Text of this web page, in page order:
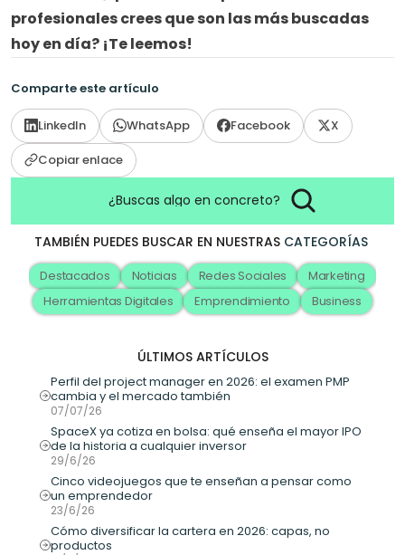
profesionales crees que son las más buscadas
hoy en día? ¡Te leemos!
Comparte este artículo
LinkedIn WhatsApp Facebook
X
Copiar enlace
¿Buscas algo en concreto?
TAMBIÉN PUEDES BUSCAR EN NUESTRAS CATEGORÍAS
Destacados Noticias Redes Sociales
Marketing
Herramientas Digitales
Emprendimiento Business
ÚLTIMOS ARTÍCULOS
Perfil del project manager en 2026: el examen PMP
cambia y el mercado también
07/07/26
SpaceX ya cotiza en bolsa: qué enseña el mayor IPO
de la historia a cualquier inversor
29/6/26
Cinco videojuegos que te enseñan a pensar como
un emprendedor
23/6/26
Cómo diversificar la cartera en 2026: capas, no
productos